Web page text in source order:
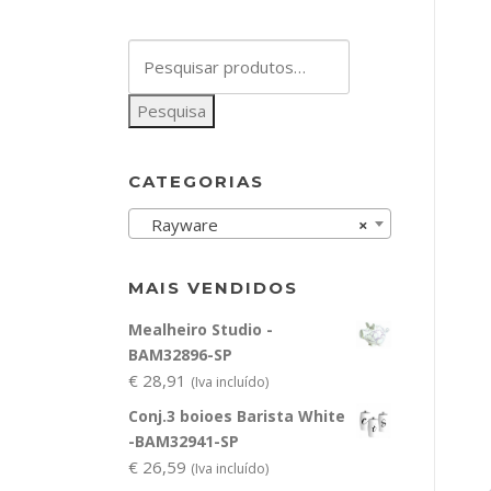
por:
Pesquisa
CATEGORIAS
×
Rayware
MAIS VENDIDOS
Mealheiro Studio -
BAM32896-SP
€ 28,91 (Iva incluído)
Conj.3 boioes Barista White
-BAM32941-SP
€ 26,59 (Iva incluído)